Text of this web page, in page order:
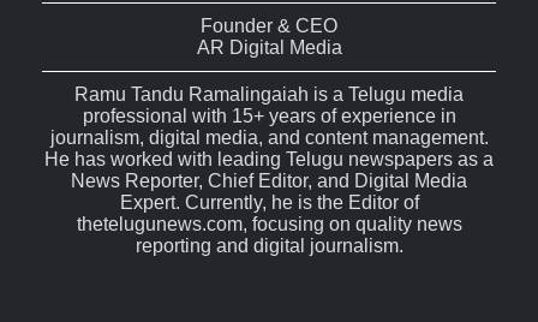
Founder & CEO
AR Digital Media
Ramu Tandu Ramalingaiah is a Telugu media
professional with 15+ years of experience in
journalism, digital media, and content management.
He has worked with leading Telugu newspapers as a
News Reporter, Chief Editor, and Digital Media
Expert. Currently, he is the Editor of
thetelugunews.com, focusing on quality news
reporting and digital journalism.